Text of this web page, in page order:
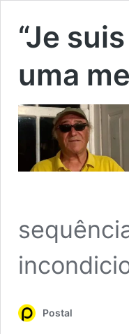
“Je
uma
Postal